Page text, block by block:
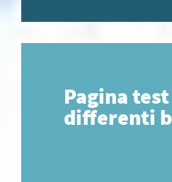
Pagina
differenti